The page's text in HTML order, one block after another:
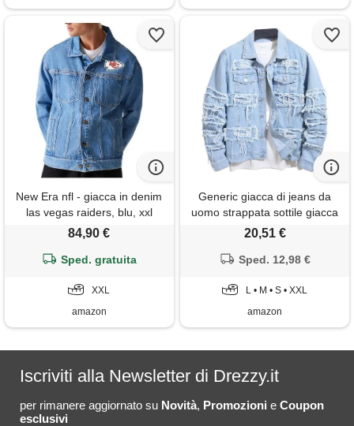
New Era nfl - giacca in denim
las vegas raiders, blu, xxl
84,90 €
Sped. gratuita
XXL
amazon
Generic giacca di jeans da
uomo strappata sottile giacca
di jeans streetwear cappotto
classico casual denim
20,51 €
Sped. 12,98 €
L • M • S • XXL
amazon
Iscriviti alla Newsletter di Drezzy.it
per rimanere aggiornato su Novità, Promozioni e Coupon
esclusivi